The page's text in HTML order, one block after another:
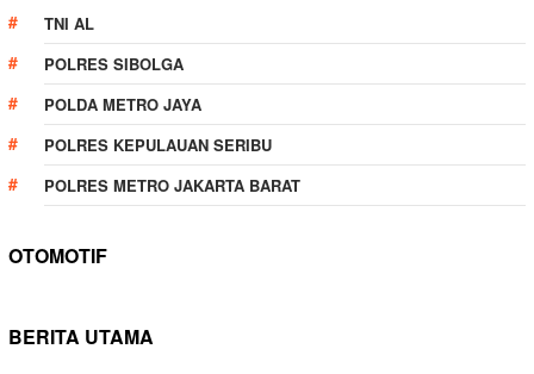
TNI AL
POLRES SIBOLGA
POLDA METRO JAYA
POLRES KEPULAUAN SERIBU
POLRES METRO JAKARTA BARAT
OTOMOTIF
BERITA UTAMA